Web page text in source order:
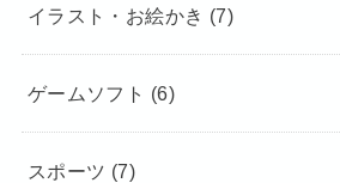
イラスト・お絵かき (7)
ゲームソフト (6)
スポーツ (7)